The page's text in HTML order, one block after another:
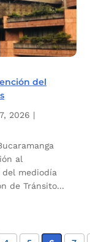
del
2026 |
al
del mediodía
de Tránsito...